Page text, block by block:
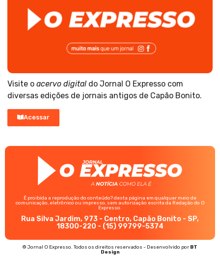
Visite o acervo digital do Jornal O Expresso com
diversas edições de jornais antigos de Capão Bonito.
Acessar
É proibida a reprodução do conteúdo? desta página em qualquer meio de
comunicação, eletrônico ou impresso, sem autorização escrita da Redação do O
Expresso.
Rua Silva Jardim, 973 - Centro, Capão Bonito - SP,
18300-220 - (15) 99799-5374
© Jornal O Expresso. Todos os direitos reservados - Desenvolvido por BT
Design